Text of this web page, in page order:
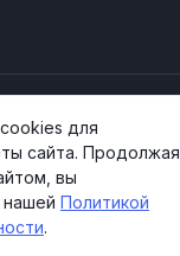
Соглашение
для
сайта. Продолжая
вы
нашей Политикой
.